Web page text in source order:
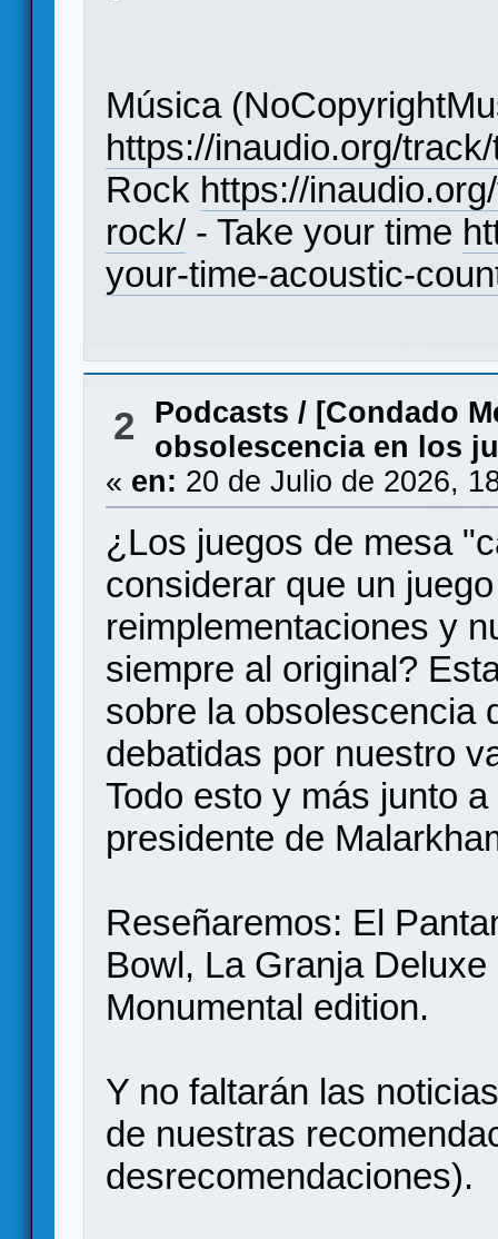
Música
https://inaudio.org/
Rock https://
rock/ - Take your time
your-time-acoustic-
2 Podcasts / [Condado
obsolescencia en los
« en: 20 de Julio de 2026,
¿Los juegos de mesa
considerar que un
reimplementaciones y
siempre al original?
sobre la obsolescencia
debatidas por nuestro
Todo esto y más junto
presidente de
Reseñaremos: El
Bowl, La Granja
Monumental edition.
Y no faltarán las
de nuestras
desrecomendaciones).